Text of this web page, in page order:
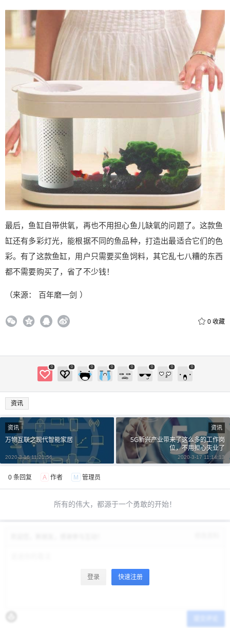
最后，鱼缸自带供氧，再也不用担心鱼儿缺氧的问题了。这款鱼
缸还有多彩灯光，能根据不同的鱼品种，打造出最适合它们的色
彩。有了这款鱼缸，用户只需要买鱼饲料，其它乱七八糟的东西
都不需要购买了，省了不少钱！
（来源： 百年磨一剑 ）
0 收藏
0 0 0 0 0 0 0 0
资讯
给Nancy打赏
2 5 10
20 自定义
付费内容
¥
立刻支付
资讯
万物互联之现代智能家居
2020-3-16 11:21:56
资讯
5G新兴产业带来了这么多的工作岗
位，不用担心失业了
2020-3-17 11:14:13
0 条回复 A 作者 M 管理员
所有的伟大，都源于一个勇敢的开始！
登录 快速注册
6位以上
忘记密码？找回